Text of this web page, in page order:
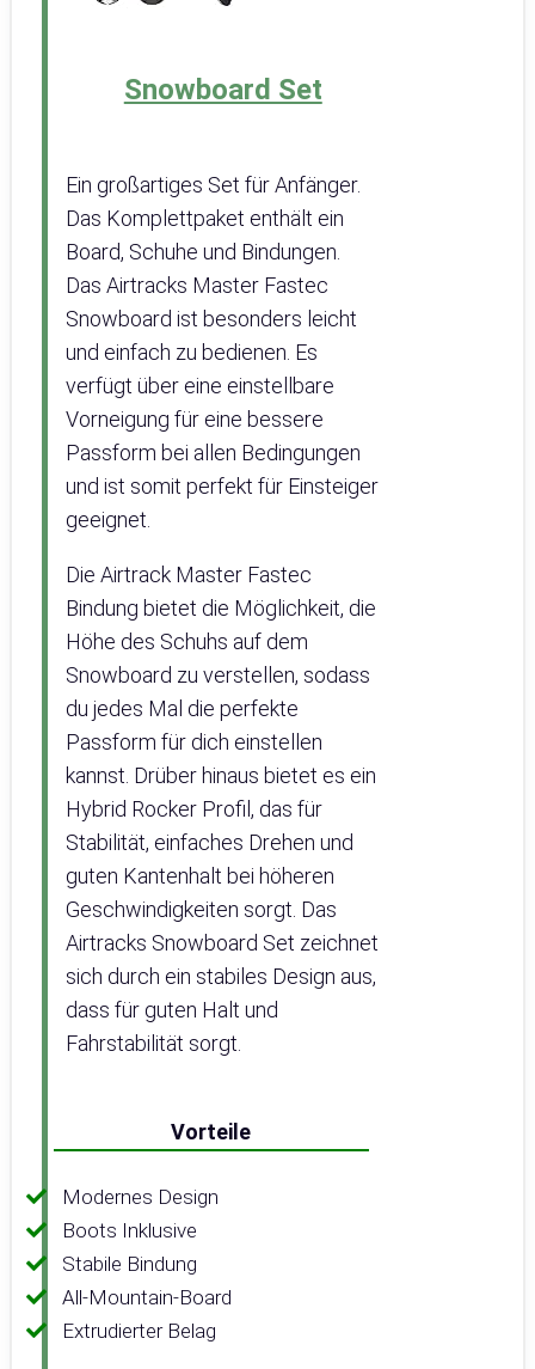
Snowboard Set
Ein großartiges Set für Anfänger.
Das Komplettpaket enthält ein
Board, Schuhe und Bindungen.
Das Airtracks Master Fastec
Snowboard ist besonders leicht
und einfach zu bedienen. Es
verfügt über eine einstellbare
Vorneigung für eine bessere
Passform bei allen Bedingungen
und ist somit perfekt für Einsteiger
geeignet.
Die Airtrack Master Fastec
Bindung bietet die Möglichkeit, die
Höhe des Schuhs auf dem
Snowboard zu verstellen, sodass
du jedes Mal die perfekte
Passform für dich einstellen
kannst. Drüber hinaus bietet es ein
Hybrid Rocker Profil, das für
Stabilität, einfaches Drehen und
guten Kantenhalt bei höheren
Geschwindigkeiten sorgt. Das
Airtracks Snowboard Set zeichnet
sich durch ein stabiles Design aus,
dass für guten Halt und
Fahrstabilität sorgt.
Vorteile
Modernes Design
Boots Inklusive
Stabile Bindung
All-Mountain-Board
Extrudierter Belag